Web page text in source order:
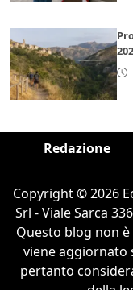
Redazione
Copyright © 2026
Srl - Viale Sarca
Questo blog non
viene aggiornato
pertanto